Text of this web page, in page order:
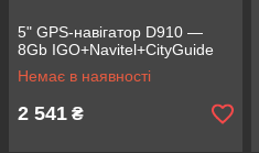
5" GPS-навігатор D910 —
8Gb IGO+Navitel+CityGuide
Немає в наявності
2 541 ₴